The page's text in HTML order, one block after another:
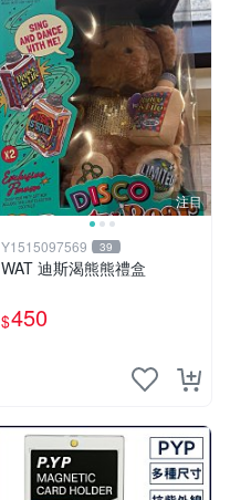
注目
Y1515097569 39
WAT 迪斯渴熊熊禮盒
$450